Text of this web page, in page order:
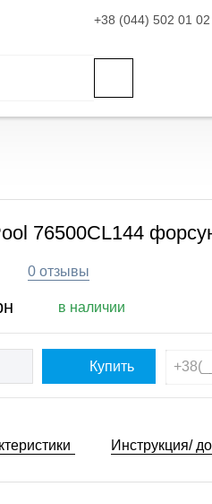
+38 (044) 502 01 02
76500CL144
0 отзывы
в наличии
Купить
Инструкция/